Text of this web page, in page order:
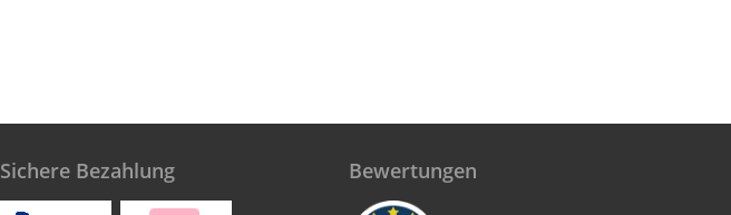
Sichere Bezahlung Bewertungen